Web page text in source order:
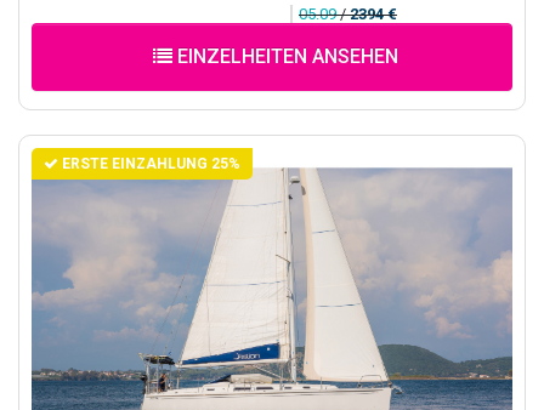
05.09/2394 €
EINZELHEITEN ANSEHEN
ERSTE EINZAHLUNG 25%